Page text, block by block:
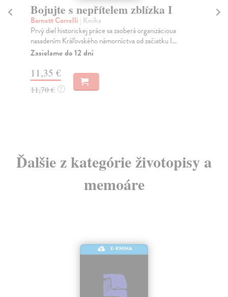
Bojujte s nepřítelem zblízka I
Barnett Correlli | Kniha
Prvý diel historickej práce sa zaoberá organizácioua
nasadením Kráľovského námorníctva od začiatku I...
Zasielame do 12 dní
11,35 €
11,70 € ?
Ďalšie z kategórie životopisy a
memoáre
E-KNIHA